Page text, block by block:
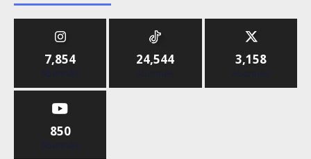
7,854
Abonnés
24,544
Abonnés
3,158
Abonnés
850
Abonnés